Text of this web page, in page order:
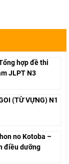
hợp đề thi
JLPT N3
(TỪ VỰNG) N1
no Kotoba –
điều dưỡng